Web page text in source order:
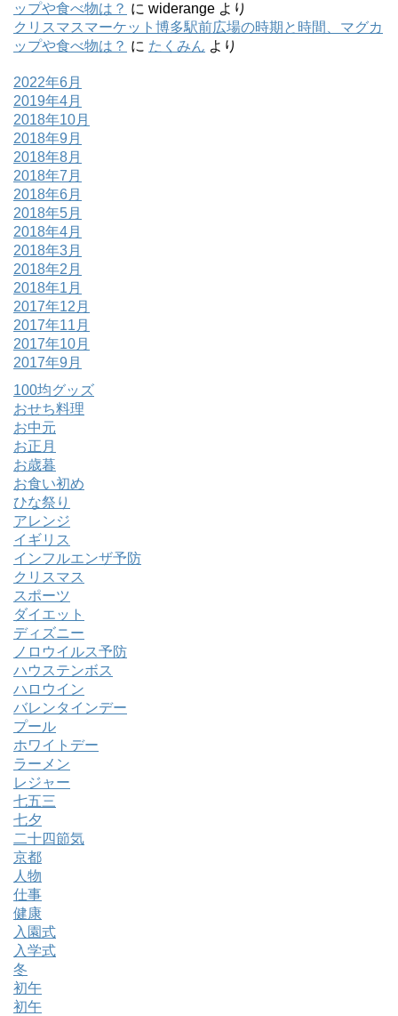
ップや食べ物は？ に widerange より
クリスマスマーケット博多駅前広場の時期と時間、マグカ
ップや食べ物は？ に たくみん より
2022年6月
2019年4月
2018年10月
2018年9月
2018年8月
2018年7月
2018年6月
2018年5月
2018年4月
2018年3月
2018年2月
2018年1月
2017年12月
2017年11月
2017年10月
2017年9月
100均グッズ
おせち料理
お中元
お正月
お歳暮
お食い初め
ひな祭り
アレンジ
イギリス
インフルエンザ予防
クリスマス
スポーツ
ダイエット
ディズニー
ノロウイルス予防
ハウステンボス
ハロウイン
バレンタインデー
プール
ホワイトデー
ラーメン
レジャー
七五三
七夕
二十四節気
京都
人物
仕事
健康
入園式
入学式
冬
初午
初午